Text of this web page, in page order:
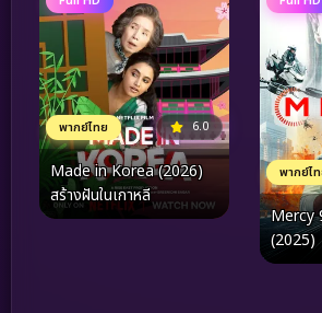
พากย์ไทย 6.0
Made in Korea (2026)
สร้างฝันในเกาหลี
พากย์ไ
Mercy
(2025)